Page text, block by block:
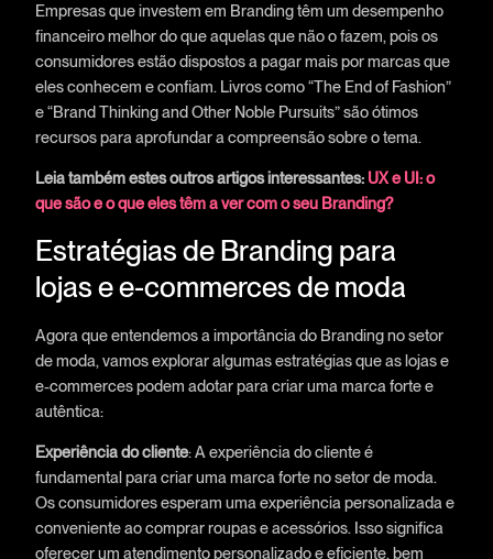
Empresas que investem em Branding têm um desempenho
financeiro melhor do que aquelas que não o fazem, pois os
consumidores estão dispostos a pagar mais por marcas que
eles conhecem e confiam. Livros como “The End of Fashion”
e “Brand Thinking and Other Noble Pursuits” são ótimos
recursos para aprofundar a compreensão sobre o tema.
Leia também estes outros artigos interessantes: UX e UI: o
que são e o que eles têm a ver com o seu Branding?
Estratégias de Branding para
lojas e e-commerces de moda
Agora que entendemos a importância do Branding no setor
de moda, vamos explorar algumas estratégias que as lojas e
e-commerces podem adotar para criar uma marca forte e
autêntica:
Experiência do cliente: A experiência do cliente é
fundamental para criar uma marca forte no setor de moda.
Os consumidores esperam uma experiência personalizada e
conveniente ao comprar roupas e acessórios. Isso significa
oferecer um atendimento personalizado e eficiente, bem